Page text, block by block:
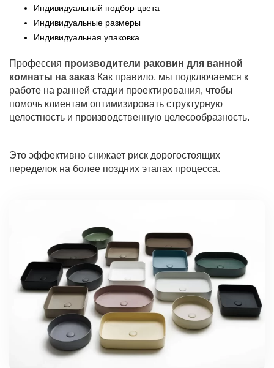
Индивидуальный подбор цвета
Индивидуальные размеры
Индивидуальная упаковка
Профессия производители раковин для ванной
комнаты на заказ Как правило, мы подключаемся к
работе на ранней стадии проектирования, чтобы
помочь клиентам оптимизировать структурную
целостность и производственную целесообразность.
Это эффективно снижает риск дорогостоящих
переделок на более поздних этапах процесса.